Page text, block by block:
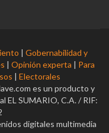
| Gobernabilidad y
| Opinión experta | Para
| Electorales
es un producto y
EL SUMARIO, C.A. / RIF:
digitales multimedia